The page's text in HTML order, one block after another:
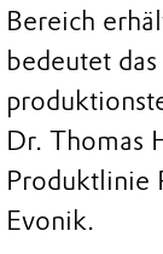
Bereich
bedeutet
Dr. Thomas
Produktlinie
Evonik.